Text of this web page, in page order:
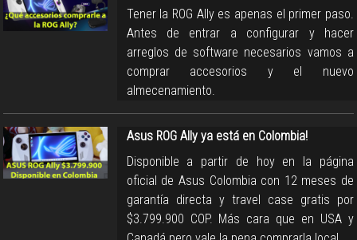
Tener la ROG Ally es apenas el primer paso.
Antes de entrar a configurar y hacer
arreglos de software necesarios vamos a
comprar accesorios y el nuevo
almecenamiento.
Asus ROG Ally ya está en Colombia!
Disponible a partir de hoy en la página
oficial de Asus Colombia con 12 meses de
garantía directa y travel case gratis por
$3.799.900 COP. Más cara que en USA y